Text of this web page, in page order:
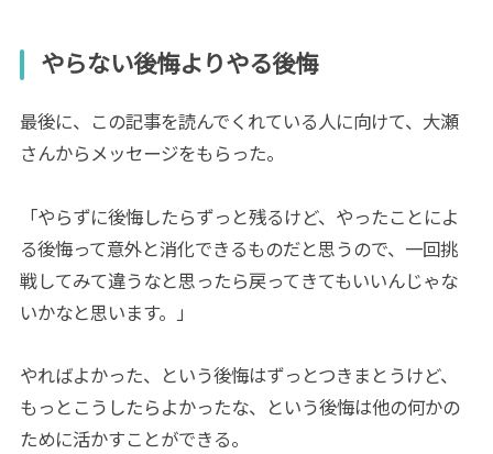
やらない後悔よりやる後悔
最後に、この記事を読んでくれている人に向けて、大瀬
さんからメッセージをもらった。
「やらずに後悔したらずっと残るけど、やったことによ
る後悔って意外と消化できるものだと思うので、一回挑
戦してみて違うなと思ったら戻ってきてもいいんじゃな
いかなと思います。」
やればよかった、という後悔はずっとつきまとうけど、
もっとこうしたらよかったな、という後悔は他の何かの
ために活かすことができる。